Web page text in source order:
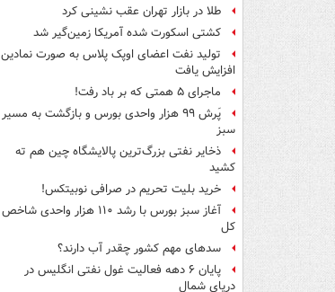
طلا در بازار تهران عقب نشینی کرد
کشتی اسکورت شده آمریکا زمین‌گیر شد
تولید نفت اعضای اوپک پلاس به صورت نمادین
افزایش یافت
ماجرای ۵ همتی که بر باد رفت!
پَرش ۹۹ هزار واحدی بورس و بازگشت به مسیر
سبز
ذخایر نفتی بزرگ‌ترین پالایشگاه چین هم ته
کشید
خرید بلیت تحریم در صرافی نوبیتکس!
آغاز سبز بورس با رشد ۱۱۰ هزار واحدی شاخص
کل
سدهای مهم کشور چقدر آب دارند؟
پایان ۶ دهه فعالیت غول نفتی انگلیس در
دریای شمال